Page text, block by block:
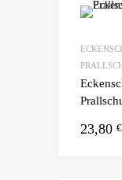
23,80 €